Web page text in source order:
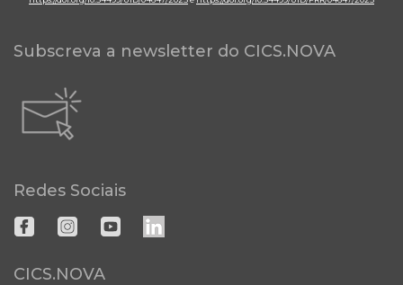
Subscreva a newsletter do CICS.NOVA
Redes Sociais
CICS.NOVA